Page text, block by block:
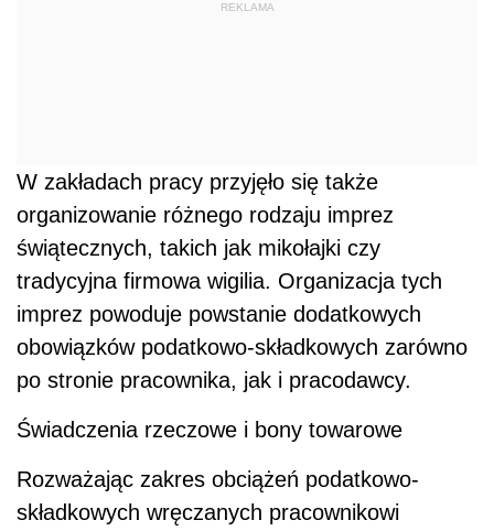
REKLAMA
W zakładach pracy przyjęło się także
organizowanie różnego rodzaju imprez
świątecznych, takich jak mikołajki czy
tradycyjna firmowa wigilia. Organizacja tych
imprez powoduje powstanie dodatkowych
obowiązków podatkowo-składkowych zarówno
po stronie pracownika, jak i pracodawcy.
Świadczenia rzeczowe i bony towarowe
Rozważając zakres obciążeń podatkowo-
składkowych wręczanych pracownikowi